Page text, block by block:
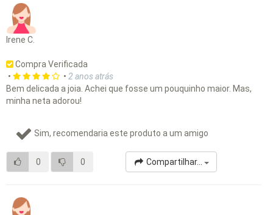
Irene C.
Compra Verificada
•
• 2 anos atrás
Bem delicada a joia. Achei que fosse um pouquinho maior. Mas,
minha neta adorou!
Sim, recomendaria este produto a um amigo
0 0 Compartilhar...